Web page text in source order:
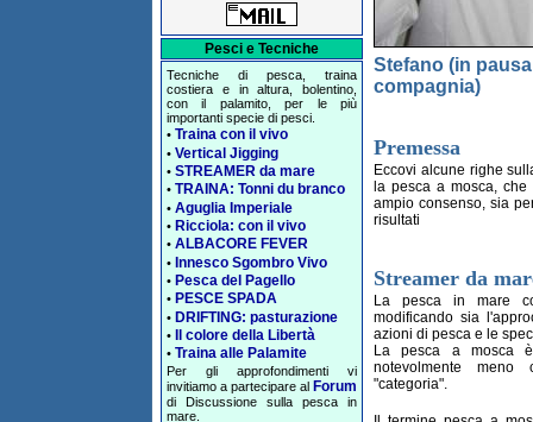
Pesci e Tecniche
Tecniche di pesca, traina
costiera e in altura, bolentino,
con il palamito, per le più
importanti specie di pesci.
• Traina con il vivo
• Vertical Jigging
• STREAMER da mare
• TRAINA: Tonni du branco
• Aguglia Imperiale
• Ricciola: con il vivo
• ALBACORE FEVER
• Innesco Sgombro Vivo
• Pesca del Pagello
• PESCE SPADA
• DRIFTING: pasturazione
• Il colore della Libertà
• Traina alle Palamite
Per gli approfondimenti vi
invitiamo a partecipare al Forum
di Discussione sulla pesca in
mare.
Stefano (in
compagnia)
Premessa
Eccovi alcune righe
la pesca a mosca,
ampio consenso, sia
risultati
Streamer da
La pesca in mare
modificando sia
azioni di pesca e le
La pesca a mosca
notevolmente
"categoria".